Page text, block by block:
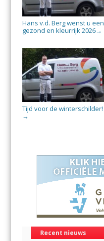
Hans v.d. Berg wenst u een
gezond en kleurrijk 2026→
Tijd voor de winterschilder!
→
Recent nieuws